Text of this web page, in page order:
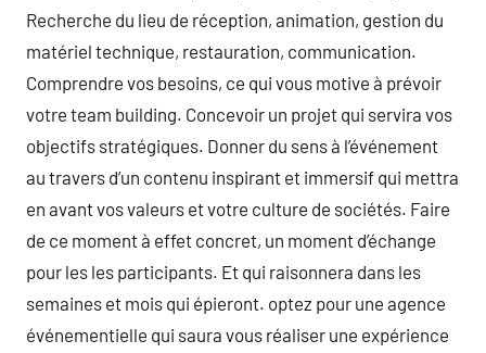
Recherche du lieu de réception, animation, gestion du
matériel technique, restauration, communication.
Comprendre vos besoins, ce qui vous motive à prévoir
votre team building. Concevoir un projet qui servira vos
objectifs stratégiques. Donner du sens à l’événement
au travers d’un contenu inspirant et immersif qui mettra
en avant vos valeurs et votre culture de sociétés. Faire
de ce moment à effet concret, un moment d’échange
pour les les participants. Et qui raisonnera dans les
semaines et mois qui épieront. optez pour une agence
événementielle qui saura vous réaliser une expérience